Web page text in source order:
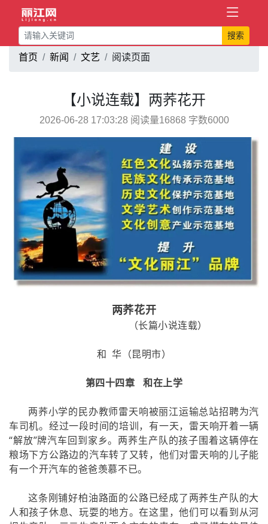
搜索
首页 新闻 文艺 阅读页面
【小说连载】两荞花开
2026-06-28 17:03:28 阅读量16868 字数6000
两荞花开
（长篇小说连载）
和 华（昆明市）
第四十四章 和在上学
两荞小学的民办教师雷天响被丽江运输总站招聘为汽
车司机。经过一段时间的培训，有一天，雷天响开着一辆
“解放”牌汽车回到家乡。两荞生产队的孩子围着这辆停在
粮场下方公路边的汽车转了又转，他们对雷天响的儿子能
有一个开汽车的爸爸羡慕不已。
这条刚铺好柏油路面的公路已经成了两荞生产队的大
人和孩子休息、玩耍的地方。在这里，他们可以看到从河